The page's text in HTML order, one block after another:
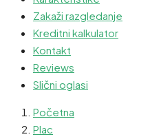
Zakaži razgledanje
Kreditni kalkulator
Kontakt
Reviews
Slični oglasi
Početna
Plac